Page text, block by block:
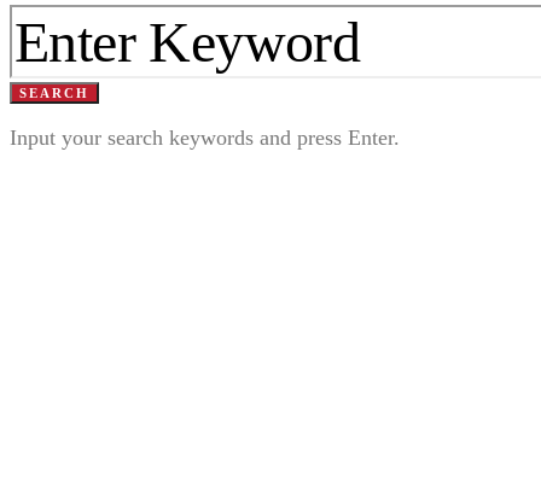
SEARCH
Input your search keywords and press Enter.